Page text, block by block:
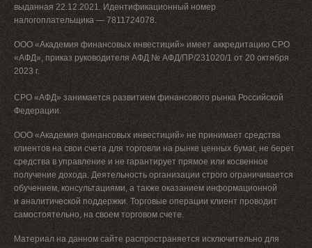
выданная 22.12.2021. Идентификационный номер
налогоплательщика — 7811724078.
ООО «Академия финансовых инвестиций» имеет аккредитацию СРО
«АФД», приказ руководителя АФД № АФД/ПР/231020/1 от 20 октября
2023 г.
СРО «АФД» занимается развитием финансового рынка Российской
Федерации.
ООО «Академия финансовых инвестиций» не принимает средства
клиентов на свои счета для торговли на рынке ценных бумаг, не берет
средства в управление и не гарантирует прямое или косвенное
получение дохода. Деятельность организации строго ограничивается
обучением, консультациями, а также оказанием информационной
и аналитической поддержки. Торговые операции клиент проводит
самостоятельно, на своем торговом счете.
Материал на данном сайте распространяется исключительно для